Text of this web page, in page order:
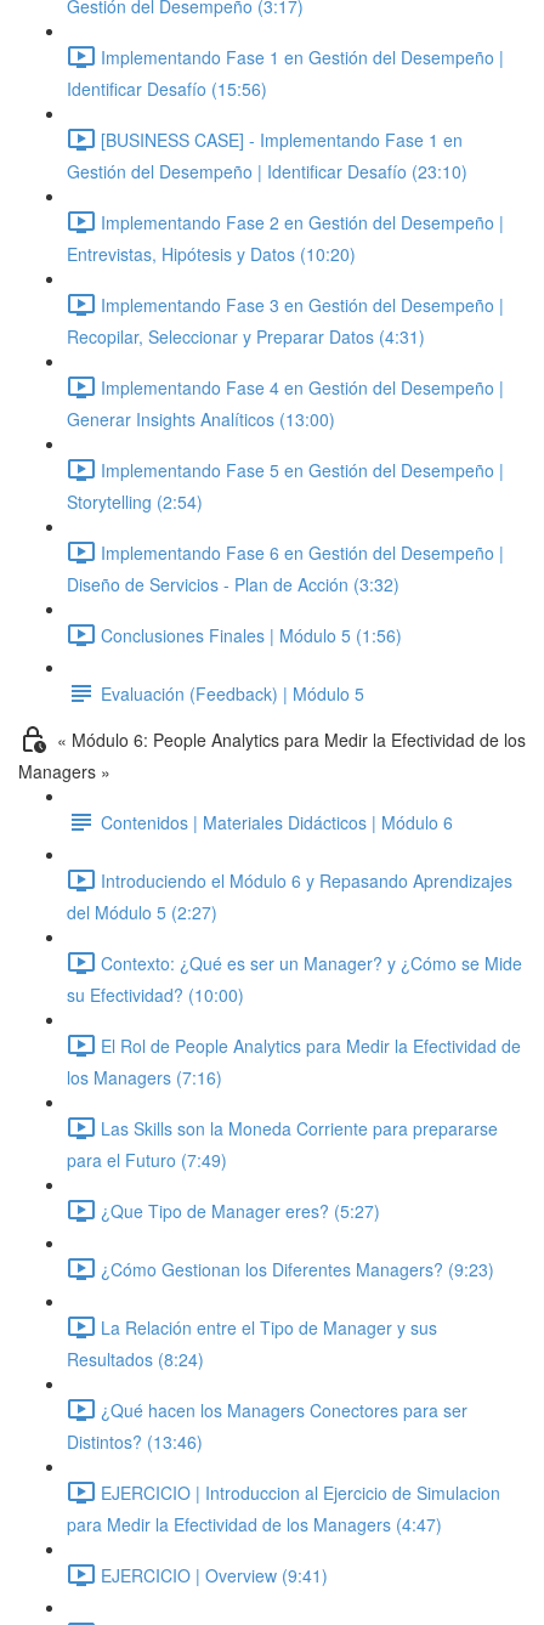
Gestión del Desempeño (3:17)
Implementando Fase 1 en Gestión del Desempeño |
Identificar Desafío (15:56)
[BUSINESS CASE] - Implementando Fase 1 en
Gestión del Desempeño | Identificar Desafío (23:10)
Implementando Fase 2 en Gestión del Desempeño |
Entrevistas, Hipótesis y Datos (10:20)
Implementando Fase 3 en Gestión del Desempeño |
Recopilar, Seleccionar y Preparar Datos (4:31)
Implementando Fase 4 en Gestión del Desempeño |
Generar Insights Analíticos (13:00)
Implementando Fase 5 en Gestión del Desempeño |
Storytelling (2:54)
Implementando Fase 6 en Gestión del Desempeño |
Diseño de Servicios - Plan de Acción (3:32)
Conclusiones Finales | Módulo 5 (1:56)
Evaluación (Feedback) | Módulo 5
« Módulo 6: People Analytics para Medir la Efectividad de los
Managers »
Contenidos | Materiales Didácticos | Módulo 6
Introduciendo el Módulo 6 y Repasando Aprendizajes
del Módulo 5 (2:27)
Contexto: ¿Qué es ser un Manager? y ¿Cómo se Mide
su Efectividad? (10:00)
El Rol de People Analytics para Medir la Efectividad de
los Managers (7:16)
Las Skills son la Moneda Corriente para prepararse
para el Futuro (7:49)
¿Que Tipo de Manager eres? (5:27)
¿Cómo Gestionan los Diferentes Managers? (9:23)
La Relación entre el Tipo de Manager y sus
Resultados (8:24)
¿Qué hacen los Managers Conectores para ser
Distintos? (13:46)
EJERCICIO | Introduccion al Ejercicio de Simulacion
para Medir la Efectividad de los Managers (4:47)
EJERCICIO | Overview (9:41)